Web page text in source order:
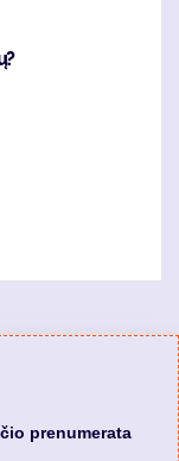
prenumerata